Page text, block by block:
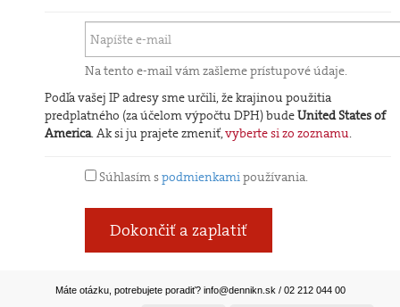
Na tento e-mail vám zašleme prístupové údaje.
Podľa vašej IP adresy sme určili, že krajinou použitia
predplatného (za účelom výpočtu DPH) budeUnited States of
America. Ak si ju prajete zmeniť,vyberte si zo zoznamu.
Súhlasím spodmienkamipoužívania.
Dokončiť a zaplatiť
Máte otázku, potrebujete poradiť? info@dennikn.sk / 02 212 044 00